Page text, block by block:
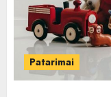
Patarimai